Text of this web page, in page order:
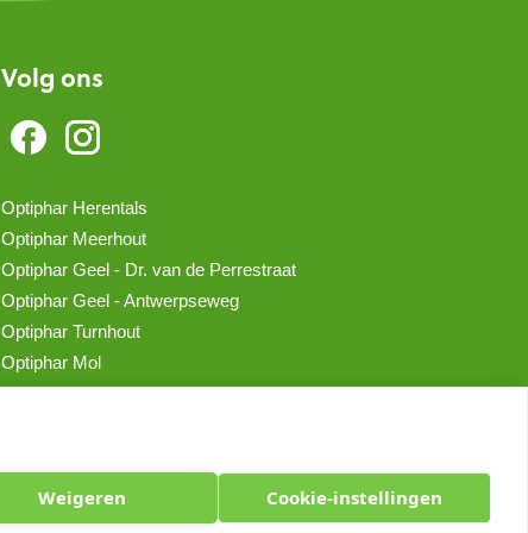
Weigeren Cookie-instellingen
Volg ons
Optiphar Herentals
Optiphar Meerhout
Optiphar Geel - Dr. van de Perrestraat
Optiphar Geel - Antwerpseweg
Optiphar Turnhout
Optiphar Mol